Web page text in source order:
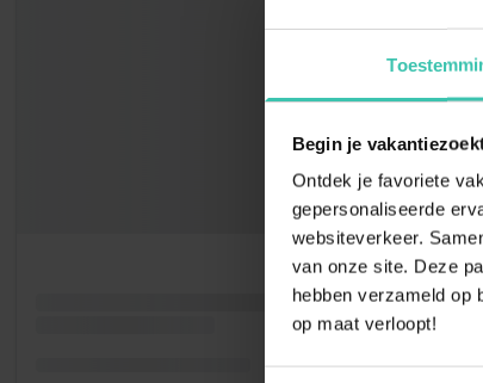
Begin je
Ontdek je favoriete
gepersonaliseerde
websiteverkeer.
van onze site. Deze
hebben verzameld op
op maat verloopt!